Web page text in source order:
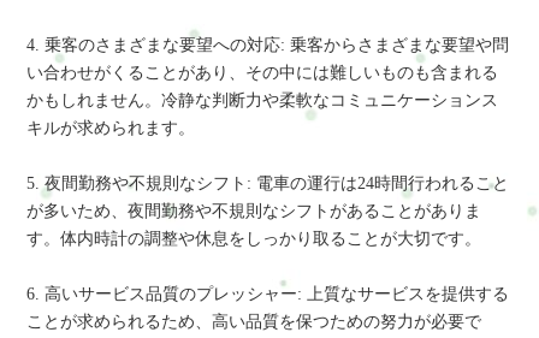
4. 乗客のさまざまな要望への対応: 乗客からさまざまな要望や問
い合わせがくることがあり、その中には難しいものも含まれる
かもしれません。冷静な判断力や柔軟なコミュニケーションス
キルが求められます。
5. 夜間勤務や不規則なシフト: 電車の運行は24時間行われること
が多いため、夜間勤務や不規則なシフトがあることがありま
す。体内時計の調整や休息をしっかり取ることが大切です。
6. 高いサービス品質のプレッシャー: 上質なサービスを提供する
ことが求められるため、高い品質を保つための努力が必要で